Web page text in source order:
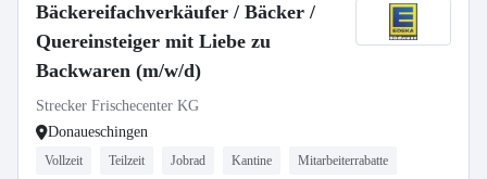
Bäckereifachverkäufer / Bäcker /
Quereinsteiger mit Liebe zu
Backwaren (m/w/d)
Strecker Frischecenter KG
Donaueschingen
Vollzeit Teilzeit Jobrad Kantine Mitarbeiterrabatte